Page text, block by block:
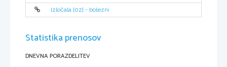
Izločala [02] - bolezni
Statistika prenosov
DNEVNA PORAZDELITEV